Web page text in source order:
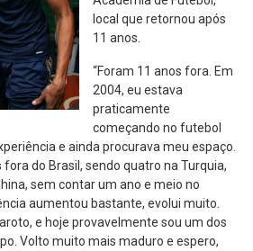
local que retornou após
11 anos.
“Foram 11 anos fora. Em
2004, eu estava
praticamente
começando no futebol
e ainda procurava meu espaço.
do Brasil, sendo quatro na Turquia,
sem contar um ano e meio no
aumentou bastante, evolui muito.
e hoje provavelmente sou um dos
Volto muito mais maduro e espero,